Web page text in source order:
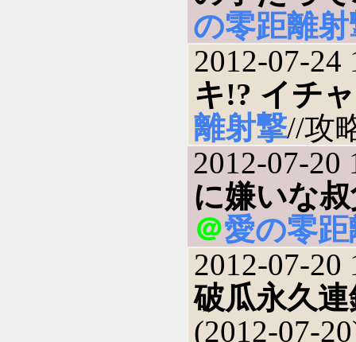
の零距離射
2012-07-24
キ!? イチ
離射撃//攻
2012-07-20
に嫌いな
＠愛の零
2012-07-20
破瓜永久
(2012-07-